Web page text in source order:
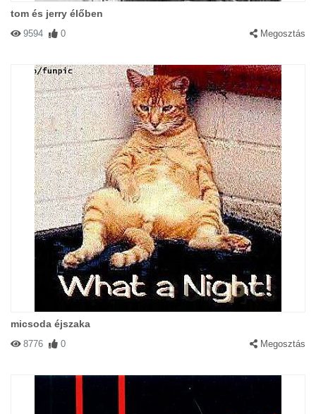
tom és jerry élőben
9594 0 Megosztás
micsoda éjszaka
8776 0 Megosztás